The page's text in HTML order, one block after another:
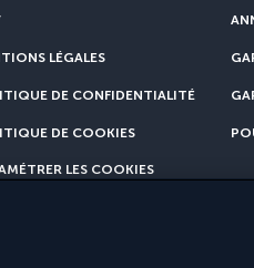
LÉGALES
DE CONFIDENTIALITÉ
DE COOKIES
LES COOKIES